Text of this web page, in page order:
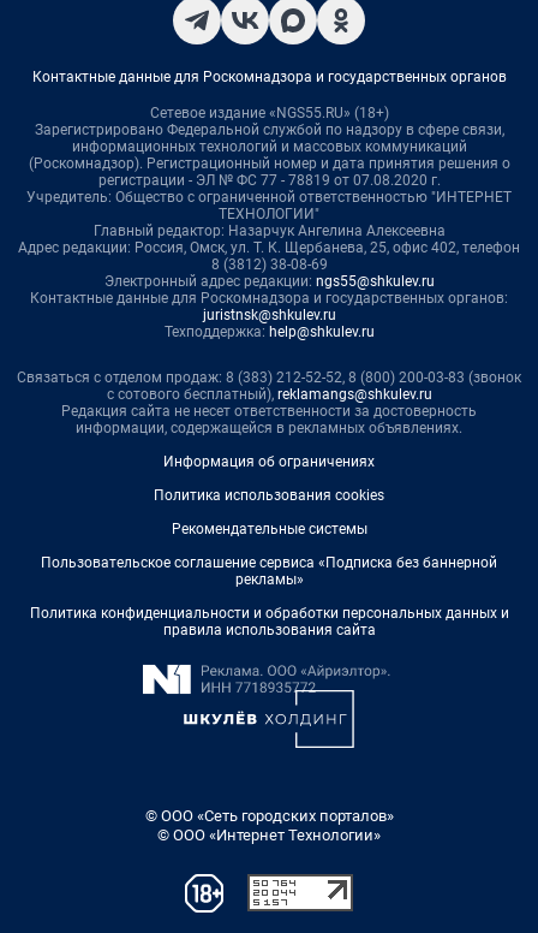
Контактные данные для Роскомнадзора и государственных органов
Сетевое издание «NGS55.RU» (18+)
Зарегистрировано Федеральной службой по надзору в сфере связи,
информационных технологий и массовых коммуникаций
(Роскомнадзор). Регистрационный номер и дата принятия решения о
регистрации - ЭЛ № ФС 77 - 78819 от 07.08.2020 г.
Учредитель: Общество с ограниченной ответственностью "ИНТЕРНЕТ
ТЕХНОЛОГИИ"
Главный редактор: Назарчук Ангелина Алексеевна
Адрес редакции: Россия, Омск, ул. Т. К. Щербанева, 25, офис 402, телефон
8 (3812) 38-08-69
Электронный адрес редакции: ngs55@shkulev.ru
Контактные данные для Роскомнадзора и государственных органов:
juristnsk@shkulev.ru
Техподдержка: help@shkulev.ru
Связаться с отделом продаж: 8 (383) 212-52-52, 8 (800) 200-03-83 (звонок
с сотового бесплатный), reklamangs@shkulev.ru
Редакция сайта не несет ответственности за достоверность
информации, содержащейся в рекламных объявлениях.
Информация об ограничениях
Политика использования cookies
Рекомендательные системы
Пользовательское соглашение сервиса «Подписка без баннерной
рекламы»
Политика конфиденциальности и обработки персональных данных и
правила использования сайта
© ООО «Сеть городских порталов»
© ООО «Интернет Технологии»